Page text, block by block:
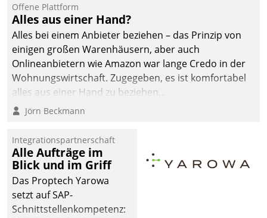
Offene Plattform
Alles aus einer Hand?
Alles bei einem Anbieter beziehen – das Prinzip von
einigen großen Warenhäusern, aber auch
Onlineanbietern wie Amazon war lange Credo in der
Wohnungswirtschaft. Zugegeben, es ist komfortabel
alles aus einer Hand zu beziehen...
Jörn Beckmann
Integrationspartnerschaft
Alle Aufträge im
Blick und im Griff
Das Proptech Yarowa
setzt auf SAP-
Schnittstellenkompetenz: